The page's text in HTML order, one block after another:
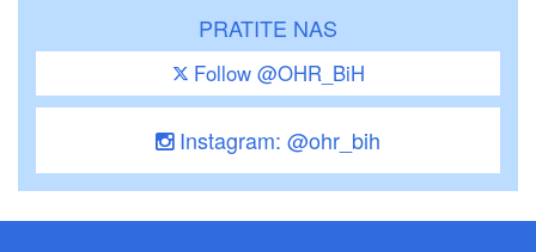
PRATITE NAS
Follow @OHR_BiH
Instagram: @ohr_bih